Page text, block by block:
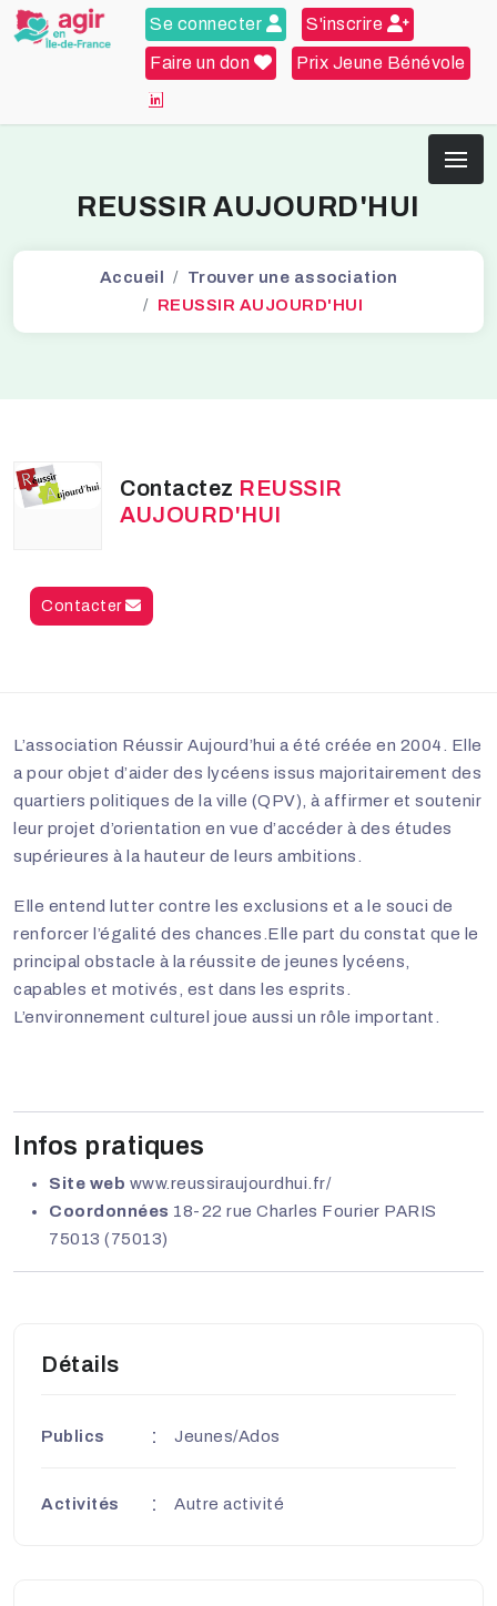
Se connecter S'inscrire
Faire un don Prix Jeune Bénévole
REUSSIR AUJOURD'HUI
Accueil
Trouver une association
REUSSIR AUJOURD'HUI
Contactez REUSSIR
AUJOURD'HUI
Contacter
L’association Réussir Aujourd’hui a été créée en 2004. Elle
a pour objet d’aider des lycéens issus majoritairement des
quartiers politiques de la ville (QPV), à affirmer et soutenir
leur projet d’orientation en vue d’accéder à des études
supérieures à la hauteur de leurs ambitions.
Elle entend lutter contre les exclusions et a le souci de
renforcer l’égalité des chances.Elle part du constat que le
principal obstacle à la réussite de jeunes lycéens,
capables et motivés, est dans les esprits.
L’environnement culturel joue aussi un rôle important.
Infos pratiques
Site web www.reussiraujourdhui.fr/
Coordonnées 18-22 rue Charles Fourier PARIS
75013 (75013)
Détails
Publics Jeunes/Ados
Activités Autre activité